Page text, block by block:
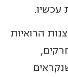
עכשיו.
הרואיות